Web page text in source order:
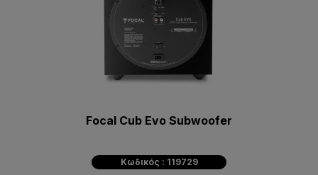
Focal Cub Evo Subwoofer
Κωδικός : 119729